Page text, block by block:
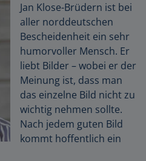
Jan Klose-Brüdern ist bei
aller norddeutschen
Bescheidenheit ein sehr
humorvoller Mensch. Er
liebt Bilder – wobei er der
Meinung ist, dass man
das einzelne Bild nicht zu
wichtig nehmen sollte.
Nach jedem guten Bild
kommt hoffentlich ein